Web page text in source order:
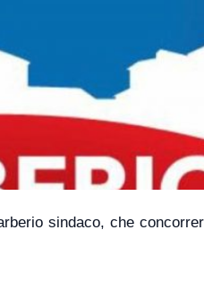
sindaco, che